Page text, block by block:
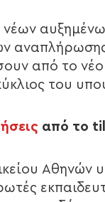
νέων
από το
του
από το
Αθηνών